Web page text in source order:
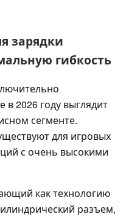
зарядки
гибкость
2026 году выглядит
сегменте.
для игровых
с очень высокими
как технологию
разъем,